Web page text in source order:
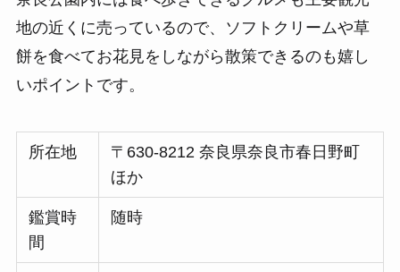
地の近くに売っているので、ソフトクリームや草
餅を食べてお花見をしながら散策できるのも嬉し
いポイントです。
所在地
〒630-8212 奈良県奈良市春日野町
ほか
鑑賞時
間
随時